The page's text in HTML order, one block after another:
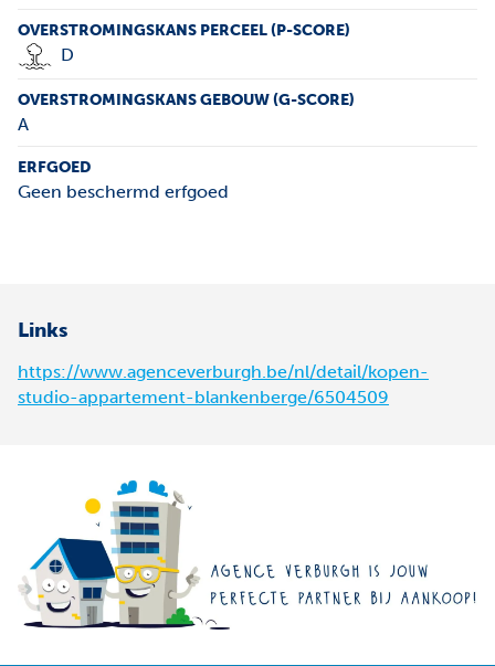
OVERSTROMINGSKANS PERCEEL (P-SCORE)
D
OVERSTROMINGSKANS GEBOUW (G-SCORE)
A
ERFGOED
Geen beschermd erfgoed
Links
https://www.agenceverburgh.be/nl/detail/kopen-
studio-appartement-blankenberge/6504509